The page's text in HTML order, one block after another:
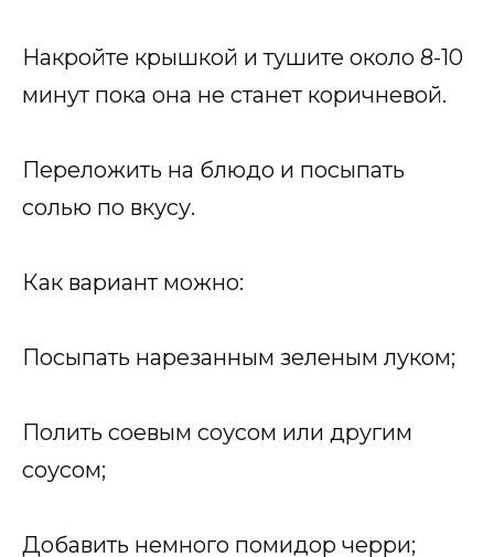
Накройте крышкой и тушите около 8-10
минут пока она не станет коричневой.
Переложить на блюдо и посыпать
солью по вкусу.
Как вариант можно:
Посыпать нарезанным зеленым луком;
Полить соевым соусом или другим
соусом;
Добавить немного помидор черри;